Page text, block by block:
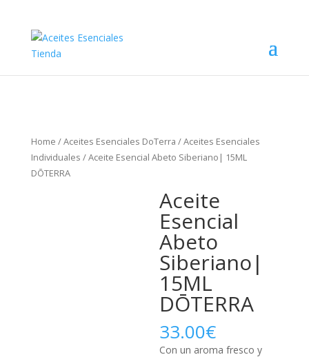
Home /Aceites Esenciales DoTerra /Aceites Esenciales
Individuales / Aceite Esencial Abeto Siberiano| 15ML
DŌTERRA
Aceite
Esencial
Abeto
Siberiano|
15ML
DŌTERRA
33.00€
Con un aroma fresco y